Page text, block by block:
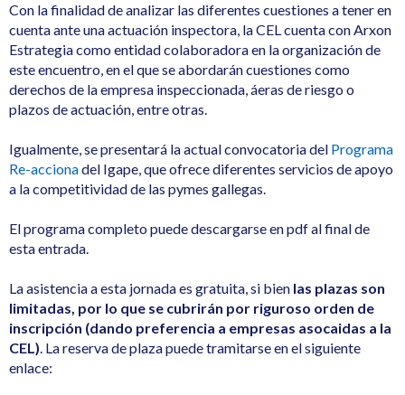
Con la finalidad de analizar las diferentes cuestiones a tener en
cuenta ante una actuación inspectora, la CEL cuenta con Arxon
Estrategia como entidad colaboradora en la organización de
este encuentro, en el que se abordarán cuestiones como
derechos de la empresa inspeccionada, áeras de riesgo o
plazos de actuación, entre otras.
Igualmente, se presentará la actual convocatoria del Programa
Re-accionadel Igape, que ofrece diferentes servicios de apoyo
a la competitividad de las pymes gallegas.
El programa completo puede descargarse en pdf al final de
esta entrada.
La asistencia a esta jornada es gratuita, si bien las plazas son
limitadas, por lo que se cubrirán por riguroso orden de
inscripción (dando preferencia a empresas asocaidas a la
CEL). La reserva de plaza puede tramitarse en el siguiente
enlace: